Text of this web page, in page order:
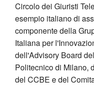
Circolo dei Giuristi
esempio italiano di
componente della
Italiana per
dell'Advisory Board
Politecnico di Milano,
del CCBE e del